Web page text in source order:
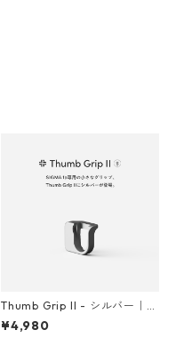
Thumb Grip II - シルバー｜fo
r SIGMA fp
¥4,980